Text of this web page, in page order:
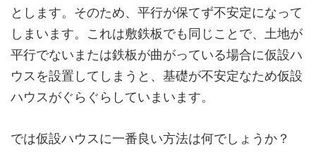
とします。そのため、平行が保てず不安定になって
しまいます。これは敷鉄板でも同じことで、土地が
平行でないまたは鉄板が曲がっている場合に仮設ハ
ウスを設置してしまうと、基礎が不安定なため仮設
ハウスがぐらぐらしていまいます。
では仮設ハウスに一番良い方法は何でしょうか？